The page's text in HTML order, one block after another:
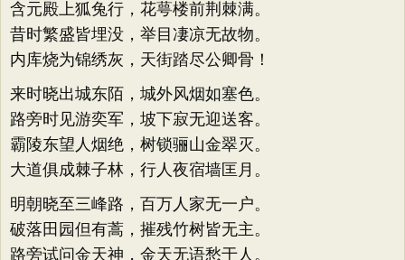
含元殿上狐兔行，花萼楼前荆棘满。
昔时繁盛皆埋没，举目凄凉无故物。
内库烧为锦绣灰，天街踏尽公卿骨！
来时晓出城东陌，城外风烟如塞色。
路旁时见游奕军，坡下寂无迎送客。
霸陵东望人烟绝，树锁骊山金翠灭。
大道俱成棘子林，行人夜宿墙匡月。
明朝晓至三峰路，百万人家无一户。
破落田园但有蒿，摧残竹树皆无主。
路旁试问金天神，金天无语愁于人。